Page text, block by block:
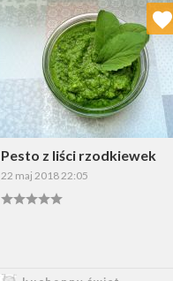
Pesto z liści rzodkiewek
22 maj 2018 22:05
Dodaj do ulubionych
Wybierz listę: